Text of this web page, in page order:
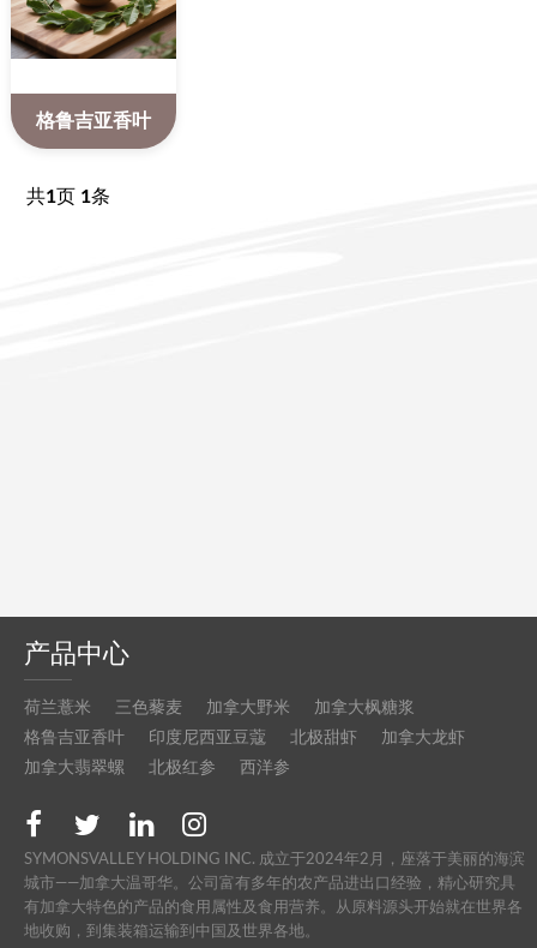
格鲁吉亚香叶
共1页 1条
产品中心
荷兰薏米 三色藜麦 加拿大野米
加拿大枫糖浆
格鲁吉亚香叶
印度尼西亚豆蔻 北极甜虾
加拿大龙虾
加拿大翡翠螺
北极红参 西洋参
SYMONSVALLEY HOLDING INC. 成立于2024年2月，座落于美丽的海滨
城市——加拿大温哥华。公司富有多年的农产品进出口经验，精心研究具
有加拿大特色的产品的食用属性及食用营养。从原料源头开始就在世界各
地收购，到集装箱运输到中国及世界各地。